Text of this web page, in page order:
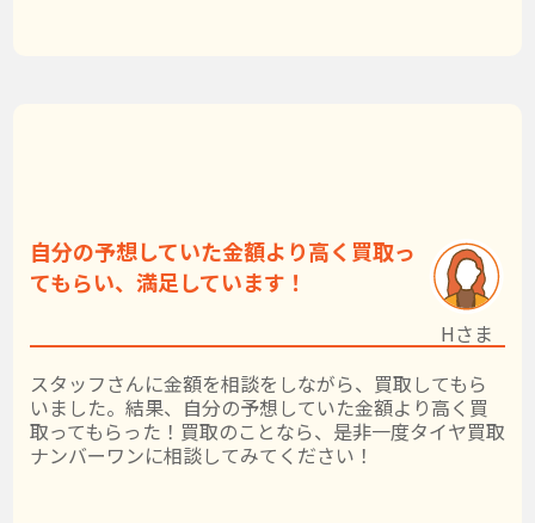
自分の予想していた金額より高く買取っ
てもらい、満足しています！
スタッフさんに金額を相談をしながら、買取してもら
いました。結果、自分の予想していた金額より高く買
取ってもらった！買取のことなら、是非一度タイヤ買取
ナンバーワンに相談してみてください！
Hさま